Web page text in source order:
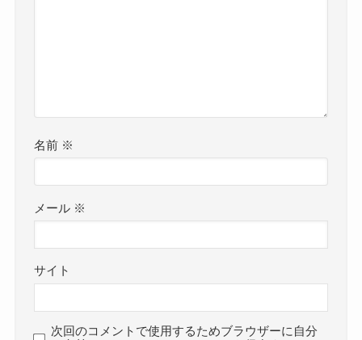
名前 ※
メール ※
サイト
次回のコメントで使用するためブラウザーに自分